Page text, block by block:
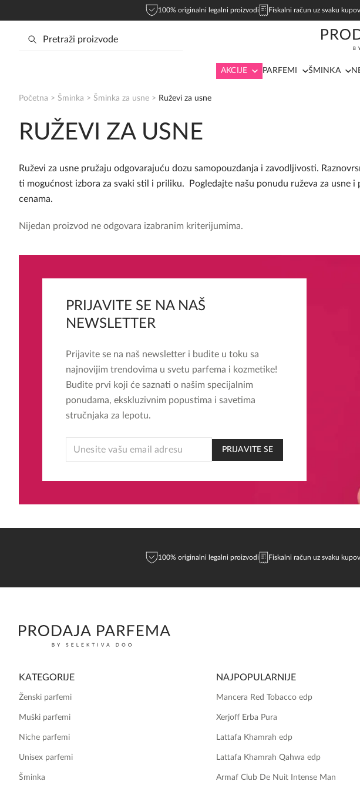
100% originalni legalni proizvodi Fiskalni račun uz svaku
AKCIJE PARFEMI ŠMINKA
Početna > Šminka > Šminka za usne > Ruževi za usne
RUŽEVI ZA USNE
Ruževi za usne pružaju odgovarajuću dozu samopouzdanja i zavodljivosti.
ti mogućnost izbora za svaki stil i priliku. Pogledajte našu ponudu ruževa za usne
cenama.
Nijedan proizvod ne odgovara izabranim kriterijumima.
PRIJAVITE SE NA NAŠ
NEWSLETTER
Prijavite se na naš newsletter i budite u toku sa
najnovijim trendovima u svetu parfema i kozmetike!
Budite prvi koji će saznati o našim specijalnim
ponudama, ekskluzivnim popustima i savetima
stručnjaka za lepotu.
PRIJAVITE SE
100% originalni legalni proizvodi Fiskalni račun uz svaku
KATEGORIJE
Ženski parfemi
Muški parfemi
Niche parfemi
Unisex parfemi
Šminka
NAJPOPULARNIJE
Mancera Red Tobacco edp
Xerjoff Erba Pura
Lattafa Khamrah edp
Lattafa Khamrah Qahwa edp
Armaf Club De Nuit Intense Man